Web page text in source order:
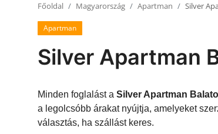
Horvátország
Szállások Hajdúszoboszlón
Főoldal Magyarország Apartman Silver
Apartman
Silver Apartman
Minden foglalást a Silver Apartman
a legolcsóbb árakat nyújtja, amelyeket
választás, ha szállást keres.